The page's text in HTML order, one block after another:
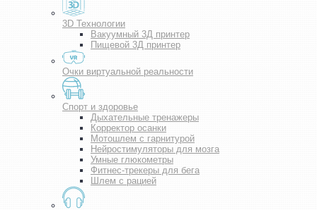
3D Технологии
Вакуумный 3Д принтер
Пищевой 3Д принтер
Очки виртуальной реальности
Спорт и здоровье
Дыхательные тренажеры
Корректор осанки
Мотошлем с гарнитурой
Нейростимуляторы для мозга
Умные глюкометры
Фитнес-трекеры для бега
Шлем с рацией